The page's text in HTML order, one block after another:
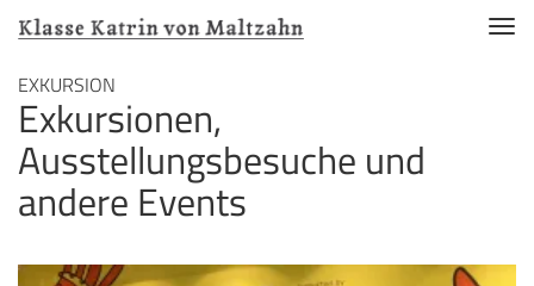
Direkt
zum
Inhalt
EXKURSION
Exkursionen,
Ausstellungsbesuche und
andere Events